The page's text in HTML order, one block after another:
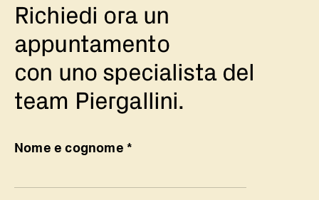
Richiedi ora un
appuntamento
con uno specialista del
team Piergallini.
Nome e cognome *